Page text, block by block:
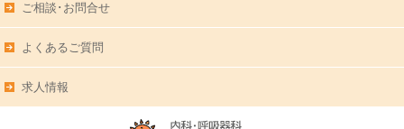
ご相談･お問合せ
よくあるご質問
求人情報